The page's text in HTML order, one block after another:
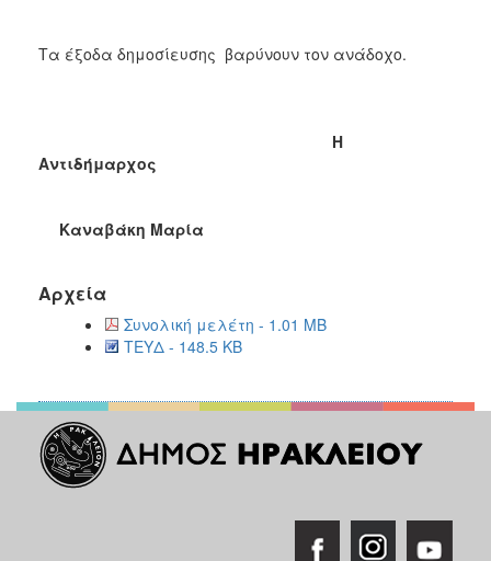
Τα έξοδα δημοσίευσης βαρύνουν τον ανάδοχο.
Η
Αντιδήμαρχος
Καναβάκη Μαρία
Αρχεία
Συνολική μελέτη - 1.01 MB
ΤΕΥΔ - 148.5 KB